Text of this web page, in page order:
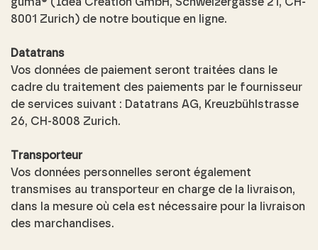
8001 Zurich) de notre boutique en ligne.
Datatrans
Vos données de paiement seront traitées dans le
cadre du traitement des paiements par le fournisseur
de services suivant : Datatrans AG, Kreuzbühlstrasse
26, CH-8008 Zurich.
Transporteur
Vos données personnelles seront également
transmises au transporteur en charge de la livraison,
dans la mesure où cela est nécessaire pour la livraison
des marchandises.